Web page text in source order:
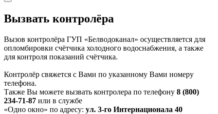
Вызвать контролёра
Вызов контролёра ГУП «Белводоканал» осуществляется для
опломбировки счётчика холодного водоснабжения, а также
для контроля показаний счётчика.
Контролёр свяжется с Вами по указанному Вами номеру
телефона.
Также Вы можете вызвать контролера по телефону 8 (800)
234-71-87 или в службе
«Одно окно» по адресу: ул. 3-го Интернационала 40